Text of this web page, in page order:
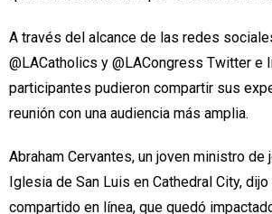
A través del alcance de las redes
@LACatholics y @LACongress Twitter e
participantes pudieron compartir sus
reunión con una audiencia más amplia.
Abraham Cervantes, un joven ministro de
Iglesia de San Luis en Cathedral City,
compartido en línea, que quedó